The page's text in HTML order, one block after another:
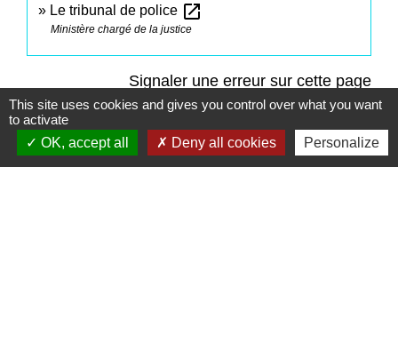
Le tribunal de police open_in_new
Ministère chargé de la justice
Signaler une erreur sur cette page
This site uses cookies and gives you control over what you want
to activate
OK, accept all
Deny all cookies Personalize